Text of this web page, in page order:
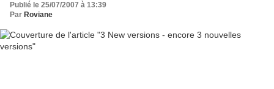
Publié le 25/07/2007 à 13:39
Par Roviane